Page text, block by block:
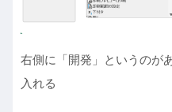
右側に「開発」というのが
入れる